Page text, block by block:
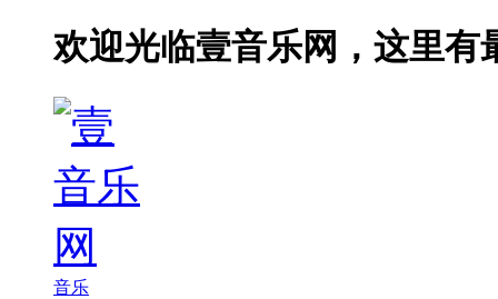
欢迎光临壹音乐网，这里有
音乐